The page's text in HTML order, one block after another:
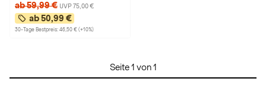
ab 59,99 € UVP 75,00 €
ab 50,99 €
30-Tage Bestpreis: 46,50 € (+10%)
Seite 1 von 1